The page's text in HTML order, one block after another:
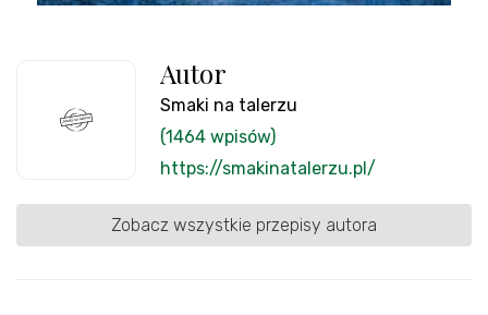
Autor
Smaki na talerzu
(1464 wpisów)
https://smakinatalerzu.pl/
Zobacz wszystkie przepisy autora